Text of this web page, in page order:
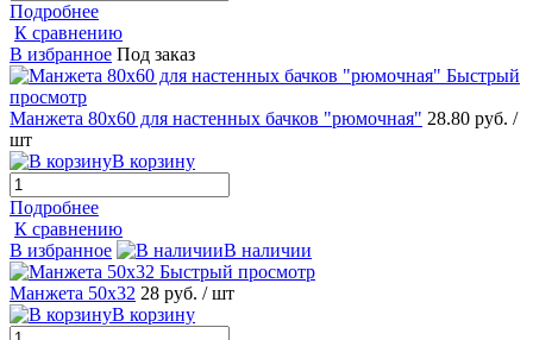
Подробнее
К сравнению
В избранное Под заказ
Быстрый
просмотр
Манжета 80х60 для настенных бачков "рюмочная" 28.80 руб. /
шт
В корзину
Подробнее
К сравнению
В избранное
В наличии
Быстрый просмотр
Манжета 50х32 28 руб. / шт
В корзину